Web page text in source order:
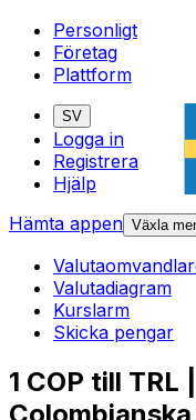
Personligt
Företag
Plattform
SV
Logga in
Registrera
Hjälp
Hämta appen Växla
Valutadiagram
Kurslarm
Skicka pengar
1 COP till